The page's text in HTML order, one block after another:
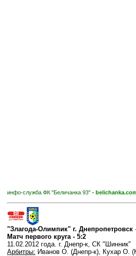
инфо-служба ФК "Беличанка 93" -
"Злагода-Олимпик" г. Днепропетровск
Матч первого круга - 5:2
11. 02 .2012 года. г. Днепр-к, СК "Шинник"
Арбитры: Иванов О. (Днепр-к), Кухар О.